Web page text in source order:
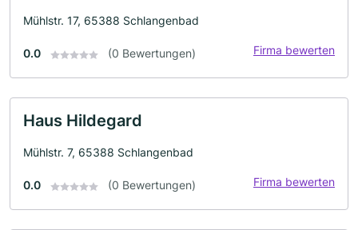
Mühlstr. 17, 65388 Schlangenbad
0.0 (0 Bewertungen) Firma bewerten
Haus Hildegard
Mühlstr. 7, 65388 Schlangenbad
0.0 (0 Bewertungen) Firma bewerten